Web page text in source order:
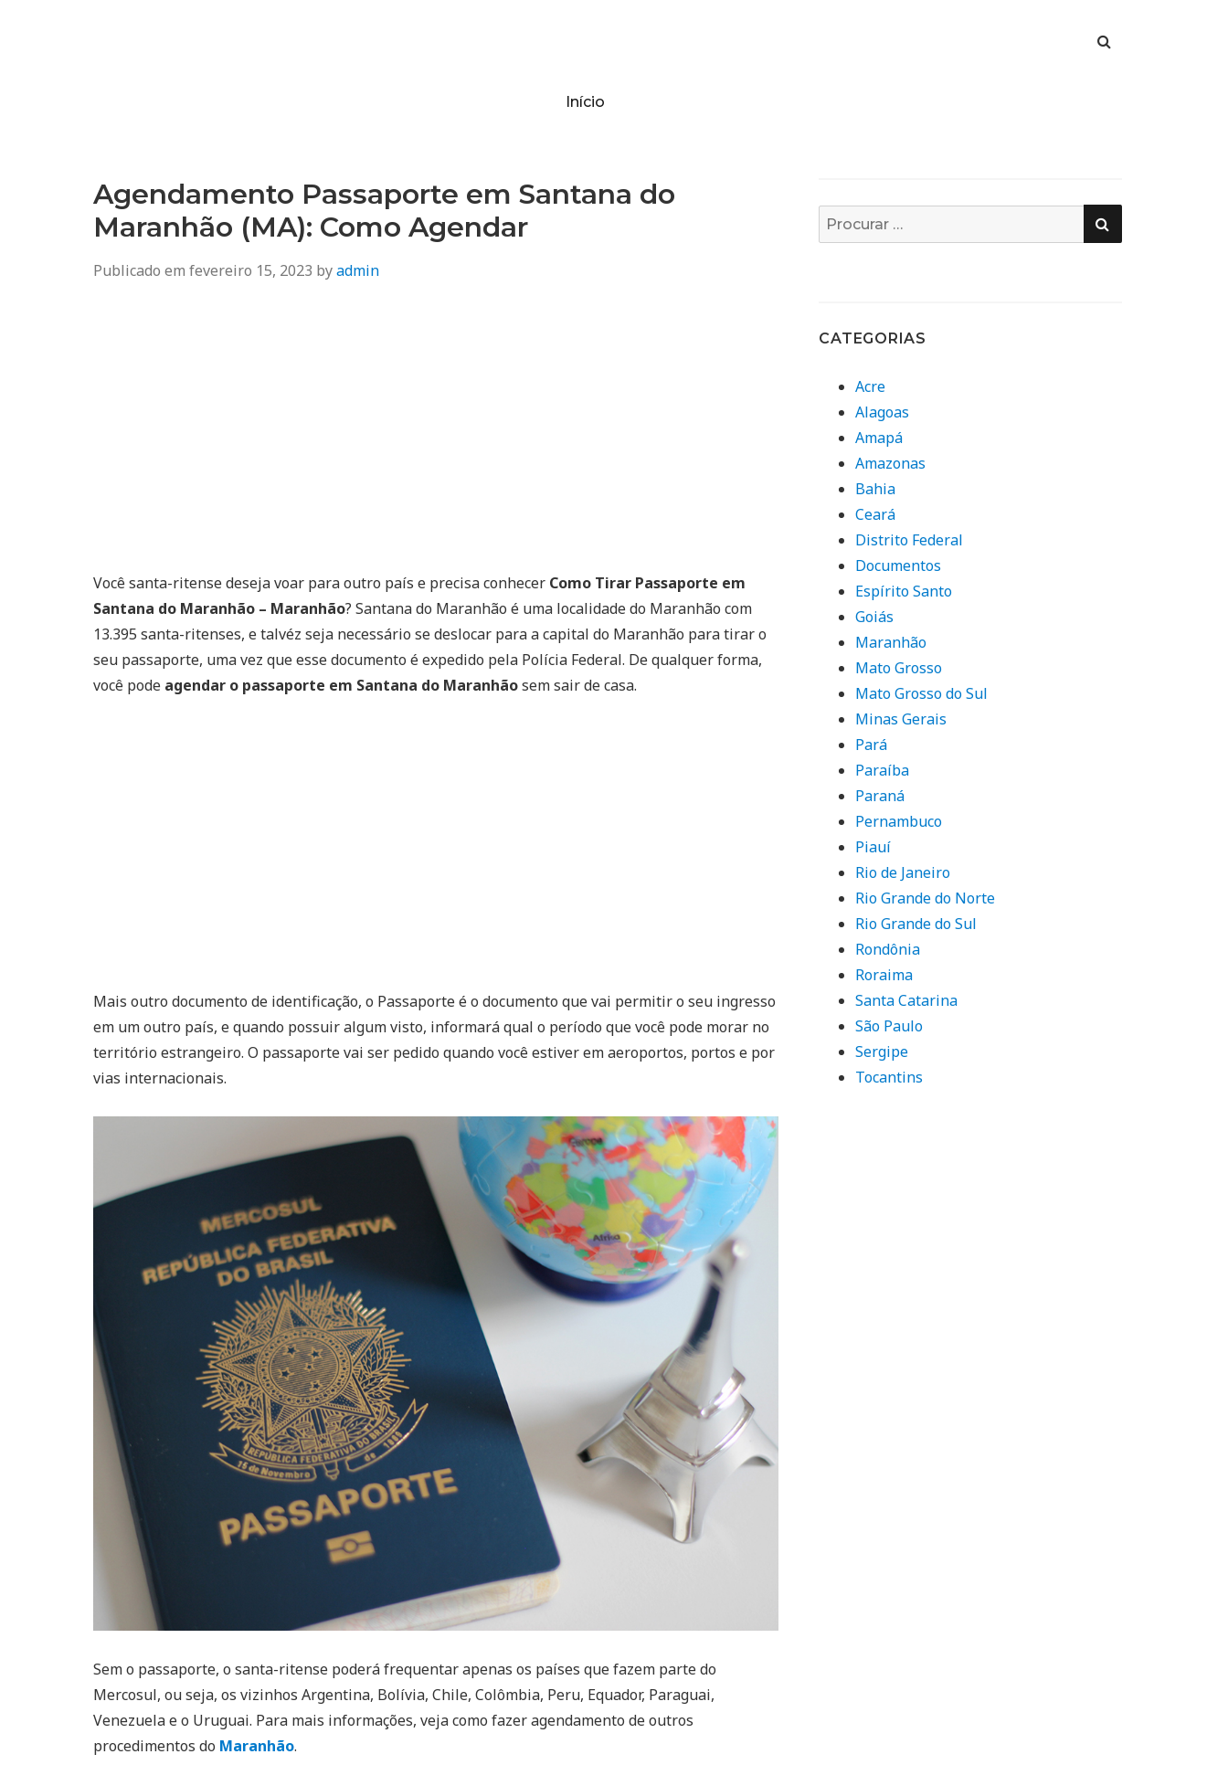
Início
Agendamento Passaporte em Santana do
Maranhão (MA): Como Agendar
Publicado em fevereiro 15, 2023 byadmin
Você santa-ritense deseja voar para outro país e precisa conhecer Como Tirar Passaporte em
Santana do Maranhão – Maranhão? Santana do Maranhão é uma localidade do Maranhão com
13.395 santa-ritenses, e talvéz seja necessário se deslocar para a capital do Maranhão para tirar o
seu passaporte, uma vez que esse documento é expedido pela Polícia Federal. De qualquer forma,
você pode agendar o passaporte em Santana do Maranhãosem sair de casa.
Mais outro documento de identificação, o Passaporte é o documento que vai permitir o seu ingresso
em um outro país, e quando possuir algum visto, informará qual o período que você pode morar no
território estrangeiro. O passaporte vai ser pedido quando você estiver em aeroportos, portos e por
vias internacionais.
Sem o passaporte, o santa-ritense poderá frequentar apenas os países que fazem parte do
Mercosul, ou seja, os vizinhos Argentina, Bolívia, Chile, Colômbia, Peru, Equador, Paraguai,
Venezuela e o Uruguai. Para mais informações, veja como fazer agendamento de outros
procedimentos do Maranhão.
Busca
por:
PESQUISA
CATEGORIAS
Acre
Alagoas
Amapá
Amazonas
Bahia
Ceará
Distrito Federal
Documentos
Espírito Santo
Goiás
Maranhão
Mato Grosso
Mato Grosso do Sul
Minas Gerais
Pará
Paraíba
Paraná
Pernambuco
Piauí
Rio de Janeiro
Rio Grande do Norte
Rio Grande do Sul
Rondônia
Roraima
Santa Catarina
São Paulo
Sergipe
Tocantins